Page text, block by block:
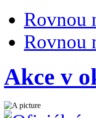
Rovnou
Rovnou
Akce v